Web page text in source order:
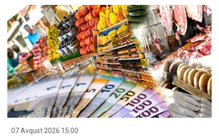
07 Avqust 2026 15:00